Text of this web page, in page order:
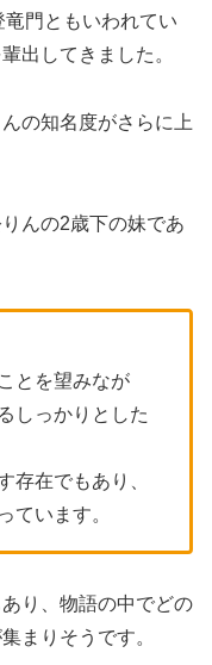
門ともいわれてい
出してきました。
の知名度がさらに上
んの2歳下の妹であ
とを望みなが
しっかりとした
存在でもあり、
ています。
り、物語の中でどの
まりそうです。